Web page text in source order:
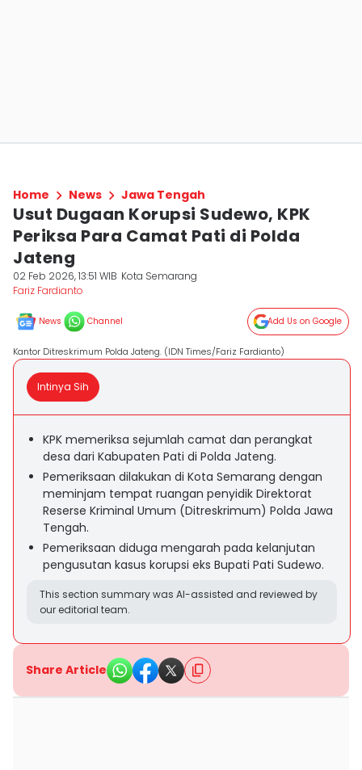
Home News Jawa Tengah
Usut Dugaan Korupsi Sudewo, KPK
Periksa Para Camat Pati di Polda
Jateng
02 Feb 2026, 13:51 WIB Kota Semarang
Fariz Fardianto
News Channel Add Us on Google
Kantor Ditreskrimum Polda Jateng. (IDN Times/Fariz Fardianto)
Intinya Sih
KPK memeriksa sejumlah camat dan perangkat
desa dari Kabupaten Pati di Polda Jateng.
Pemeriksaan dilakukan di Kota Semarang dengan
meminjam tempat ruangan penyidik Direktorat
Reserse Kriminal Umum (Ditreskrimum) Polda Jawa
Tengah.
Pemeriksaan diduga mengarah pada kelanjutan
pengusutan kasus korupsi eks Bupati Pati Sudewo.
This section summary was AI-assisted and reviewed by
our editorial team.
Share Article